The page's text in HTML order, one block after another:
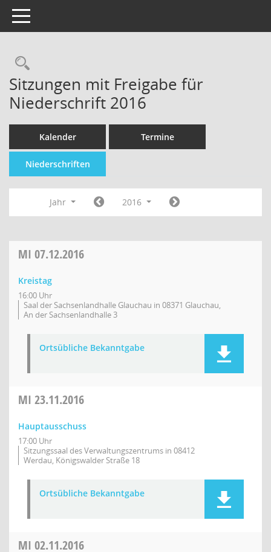
Toggle navigation
Sitzungen mit Freigabe für
Niederschrift 2016
Kalender Termine
Niederschriften
Jahr 2016
MI 07.12.2016
Kreistag
16:00 Uhr
Saal der Sachsenlandhalle Glauchau in 08371 Glauchau,
An der Sachsenlandhalle 3
Ortsübliche Bekanntgabe
MI 23.11.2016
Hauptausschuss
17:00 Uhr
Sitzungssaal des Verwaltungszentrums in 08412
Werdau, Königswalder Straße 18
Ortsübliche Bekanntgabe
MI 02.11.2016